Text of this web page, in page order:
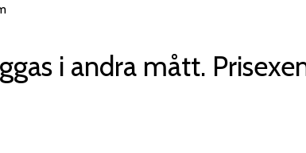
i andra mått.